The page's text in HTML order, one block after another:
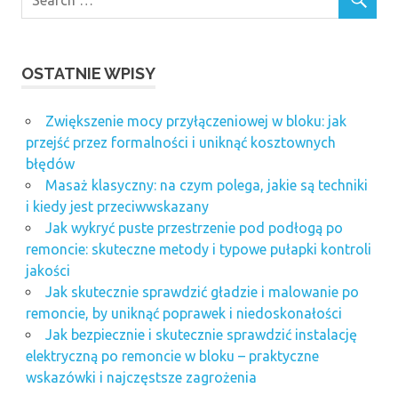
kask
bhp
warszawa
kurs
pierwszej
pomocy
Profesjonalny
system
przeciwpożarowy
sklep
ppoż
Szkolenia
dla firm
Warszawa
szkolenia
OSTATNIE WPISY
Zwiększenie mocy przyłączeniowej w bloku: jak
przejść przez formalności i uniknąć kosztownych
błędów
Masaż klasyczny: na czym polega, jakie są techniki
i kiedy jest przeciwwskazany
Jak wykryć puste przestrzenie pod podłogą po
remoncie: skuteczne metody i typowe pułapki kontroli
jakości
Jak skutecznie sprawdzić gładzie i malowanie po
remoncie, by uniknąć poprawek i niedoskonałości
Jak bezpiecznie i skutecznie sprawdzić instalację
elektryczną po remoncie w bloku – praktyczne
wskazówki i najczęstsze zagrożenia